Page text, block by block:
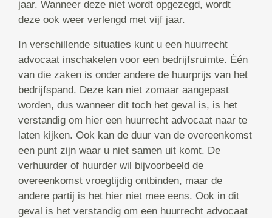
jaar. Wanneer deze niet wordt opgezegd, wordt
deze ook weer verlengd met vijf jaar.
In verschillende situaties kunt u een huurrecht
advocaat inschakelen voor een bedrijfsruimte. Één
van die zaken is onder andere de huurprijs van het
bedrijfspand. Deze kan niet zomaar aangepast
worden, dus wanneer dit toch het geval is, is het
verstandig om hier een huurrecht advocaat naar te
laten kijken. Ook kan de duur van de overeenkomst
een punt zijn waar u niet samen uit komt. De
verhuurder of huurder wil bijvoorbeeld de
overeenkomst vroegtijdig ontbinden, maar de
andere partij is het hier niet mee eens. Ook in dit
geval is het verstandig om een huurrecht advocaat